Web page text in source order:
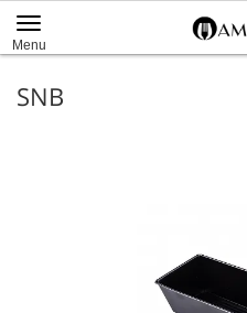
Menu
SNB